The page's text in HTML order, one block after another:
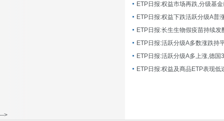
ETP日报:权益市场再跌,分级基
ETP日报:长生生物假疫苗持续发
ETP日报:活跃分级A多数涨跌持
ETP日报:活跃分级A多上涨,德国
-->